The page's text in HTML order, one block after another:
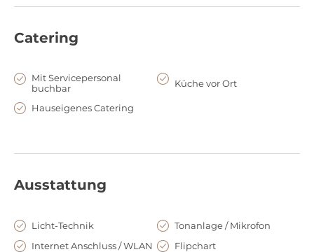
können Sie die Bühne inklusive Licht- und Tontechnik für Ihr
nur 150 m vom Harburger Bahnhof entfernt ist, wird die
Gastronomie Rieckhof seit 1999 von den Elbe-Werkstätten
betrieben. Psychisch erkrankte Menschen haben hier die
Catering
Mit Servicepersonal
buchbar
Küche vor Ort
Hauseigenes Catering
Ausstattung
Licht-Technik
Tonanlage / Mikrofon
Internet Anschluss / WLAN
Flipchart